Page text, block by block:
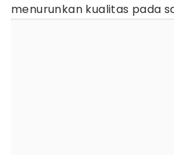
menurunkan kualitas pada